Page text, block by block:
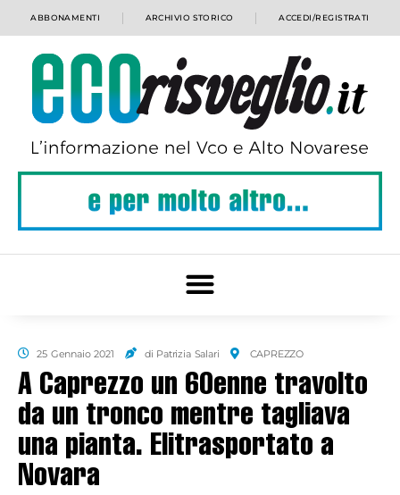
ABBONAMENTI ARCHIVIO STORICO ACCEDI/REGISTRATI
25 Gennaio 2021 di Patrizia Salari CAPREZZO
A Caprezzo un 60enne travolto
da un tronco mentre tagliava
una pianta. Elitrasportato a
Novara